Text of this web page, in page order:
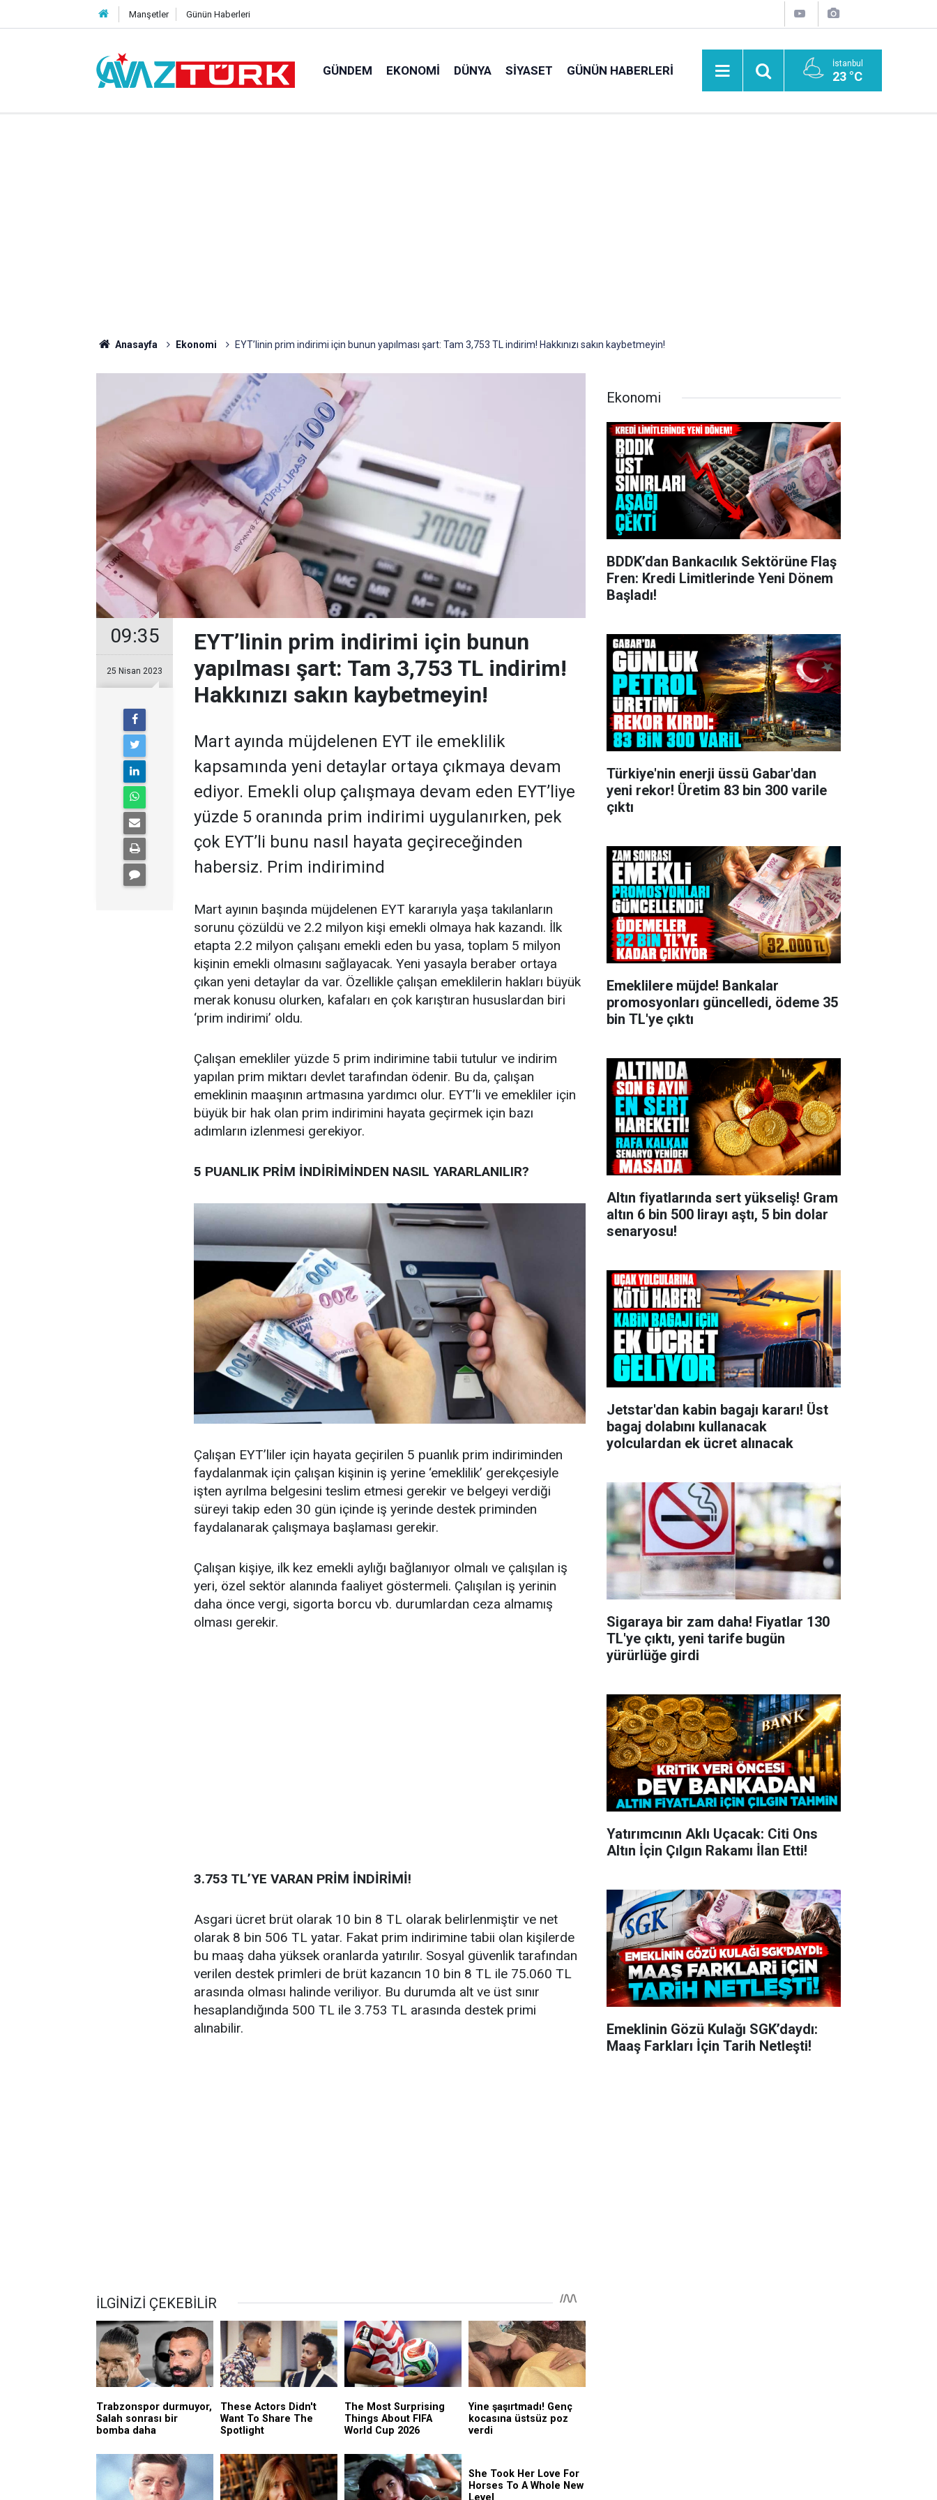
Manşetler Günün Haberleri
GÜNDEM EKONOMI DÜNYA SIYASET GÜNÜN HABERLERI İstanbul
23 °C
Anasayfa Ekonomi EYT’linin prim indirimi için bunun yapılması şart: Tam 3,753 TL indirim! Hakkınızı sakın kaybetmeyin!
09:35
25 Nisan 2023
EYT’linin prim indirimi için bunun
yapılması şart: Tam 3,753 TL indirim!
Hakkınızı sakın kaybetmeyin!
Mart ayında müjdelenen EYT ile emeklilik
kapsamında yeni detaylar ortaya çıkmaya devam
ediyor. Emekli olup çalışmaya devam eden EYT’liye
yüzde 5 oranında prim indirimi uygulanırken, pek
çok EYT’li bunu nasıl hayata geçireceğinden
habersiz. Prim indirimind
Mart ayının başında müjdelenen EYT kararıyla yaşa takılanların
sorunu çözüldü ve 2.2 milyon kişi emekli olmaya hak kazandı. İlk
etapta 2.2 milyon çalışanı emekli eden bu yasa, toplam 5 milyon
kişinin emekli olmasını sağlayacak. Yeni yasayla beraber ortaya
çıkan yeni detaylar da var. Özellikle çalışan emeklilerin hakları büyük
merak konusu olurken, kafaları en çok karıştıran hususlardan biri
‘prim indirimi’ oldu.
Çalışan emekliler yüzde 5 prim indirimine tabii tutulur ve indirim
yapılan prim miktarı devlet tarafından ödenir. Bu da, çalışan
emeklinin maaşının artmasına yardımcı olur. EYT’li ve emekliler için
büyük bir hak olan prim indirimini hayata geçirmek için bazı
adımların izlenmesi gerekiyor.
5 PUANLIK PRİM İNDİRİMİNDEN NASIL YARARLANILIR?
Çalışan EYT’liler için hayata geçirilen 5 puanlık prim indiriminden
faydalanmak için çalışan kişinin iş yerine ‘emeklilik’ gerekçesiyle
işten ayrılma belgesini teslim etmesi gerekir ve belgeyi verdiği
süreyi takip eden 30 gün içinde iş yerinde destek priminden
faydalanarak çalışmaya başlaması gerekir.
Çalışan kişiye, ilk kez emekli aylığı bağlanıyor olmalı ve çalışılan iş
yeri, özel sektör alanında faaliyet göstermeli. Çalışılan iş yerinin
daha önce vergi, sigorta borcu vb. durumlardan ceza almamış
olması gerekir.
3.753 TL’YE VARAN PRİM İNDİRİMİ!
Asgari ücret brüt olarak 10 bin 8 TL olarak belirlenmiştir ve net
olarak 8 bin 506 TL yatar. Fakat prim indirimine tabii olan kişilerde
bu maaş daha yüksek oranlarda yatırılır. Sosyal güvenlik tarafından
verilen destek primleri de brüt kazancın 10 bin 8 TL ile 75.060 TL
arasında olması halinde veriliyor. Bu durumda alt ve üst sınır
hesaplandığında 500 TL ile 3.753 TL arasında destek primi
alınabilir.
Ekonomi
BDDK’dan Bankacılık Sektörüne Flaş
Fren: Kredi Limitlerinde Yeni Dönem
Başladı!
Türkiye'nin enerji üssü Gabar'dan
yeni rekor! Üretim 83 bin 300 varile
çıktı
Emeklilere müjde! Bankalar
promosyonları güncelledi, ödeme 35
bin TL'ye çıktı
Altın fiyatlarında sert yükseliş! Gram
altın 6 bin 500 lirayı aştı, 5 bin dolar
senaryosu!
Jetstar'dan kabin bagajı kararı! Üst
bagaj dolabını kullanacak
yolculardan ek ücret alınacak
Sigaraya bir zam daha! Fiyatlar 130
TL'ye çıktı, yeni tarife bugün
yürürlüğe girdi
Yatırımcının Aklı Uçacak: Citi Ons
Altın İçin Çılgın Rakamı İlan Etti!
Emeklinin Gözü Kulağı SGK’daydı:
Maaş Farkları İçin Tarih Netleşti!